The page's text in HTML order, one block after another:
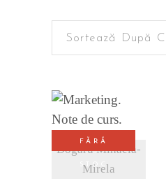
recente
FĂRĂ
STOC
Dogaru Mihaela-
Mirela
VEZI
DETALII